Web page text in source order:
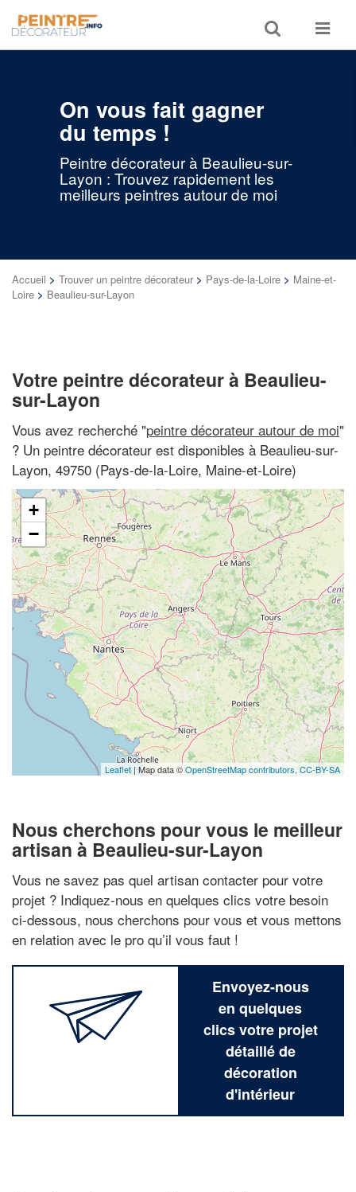
Toggle
search
Toggle
On vous fait gagner
du temps !
Peintre décorateur à Beaulieu-sur-
Layon : Trouvez rapidement les
meilleurs peintres autour de moi
Accueil > Trouver un peintre décorateur > Pays-de-la-Loire > Maine-et-
Loire > Beaulieu-sur-Layon
Votre peintre décorateur à Beaulieu-
sur-Layon
Vous avez recherché "peintre décorateur autour de moi"
? Un peintre décorateur est disponibles à Beaulieu-sur-
Layon, 49750 (Pays-de-la-Loire, Maine-et-Loire)
+
−
Leaflet | Map data ©OpenStreetMap contributors, CC-BY-SA
Nous cherchons pour vous le meilleur
artisan à Beaulieu-sur-Layon
Vous ne savez pas quel artisan contacter pour votre
projet ? Indiquez-nous en quelques clics votre besoin
ci-dessous, nous cherchons pour vous et vous mettons
en relation avec le pro qu’il vous faut !
Envoyez-nous
en quelques
clics votre projet
détaillé de
décoration
d'intérieur